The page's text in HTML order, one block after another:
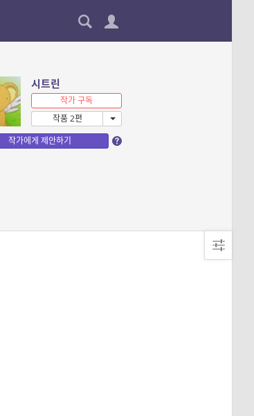
시트린
작가 구독
작품 2편
작가에게 제안하기